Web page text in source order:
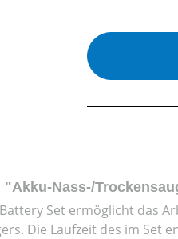
Nass-/
Set ermöglicht das
Die Laufzeit des im Set